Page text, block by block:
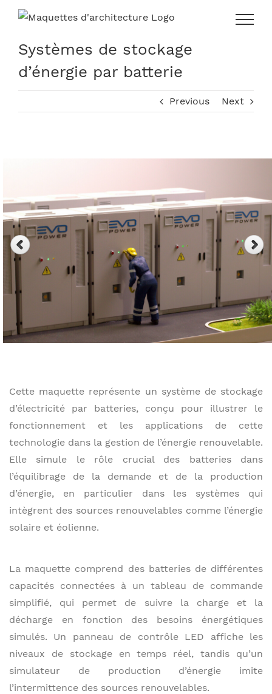
Skip
contentSystèmes de stockage
d’énergie par batterie
Previous Next
Cette maquette représente un système de stockage
d’électricité par batteries, conçu pour illustrer le
fonctionnement et les applications de cette
technologie dans la gestion de l’énergie renouvelable.
Elle simule le rôle crucial des batteries dans
l’équilibrage de la demande et de la production
d’énergie, en particulier dans les systèmes qui
intègrent des sources renouvelables comme l’énergie
solaire et éolienne.
La maquette comprend des batteries de différentes
capacités connectées à un tableau de commande
simplifié, qui permet de suivre la charge et la
décharge en fonction des besoins énergétiques
simulés. Un panneau de contrôle LED affiche les
niveaux de stockage en temps réel, tandis qu’un
simulateur de production d’énergie imite
l’intermittence des sources renouvelables.